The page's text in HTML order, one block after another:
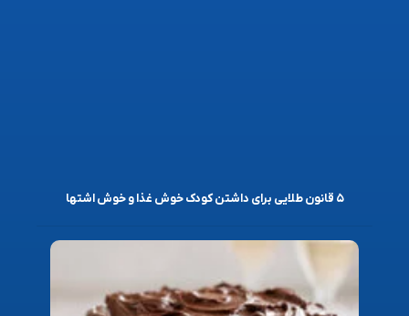
۵ قانون طلایی برای داشتن کودک خوش غذا و خوش اشتها